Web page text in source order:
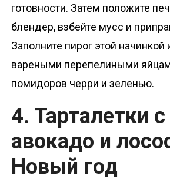
готовности. Затем положите
блендер, взбейте мусс и
Заполните пирог этой начинкой
вареными перепелиными
помидоров черри и зеленью.
4. Тарталетки с
авокадо и
Новый год